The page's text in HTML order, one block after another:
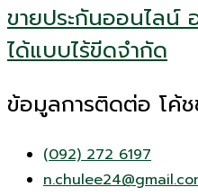
ขายประกันออนไลน์
ได้แบบไร้ขีดจำกัด
ข้อมูลการติดต่อ โค้
(092) 272 6197